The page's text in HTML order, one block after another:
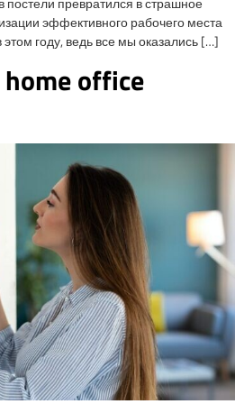
эффективного рабочего места
году, ведь все мы оказались […]
office